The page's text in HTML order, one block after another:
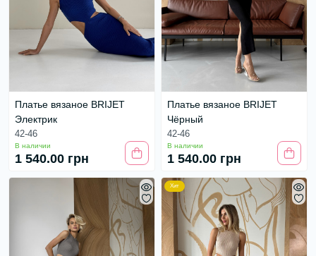
Платье вязаное BRIJET
Электрик
42-46
В наличии
1 540.00 грн
Платье вязаное BRIJET
Чёрный
42-46
В наличии
1 540.00 грн
Хит